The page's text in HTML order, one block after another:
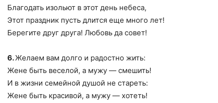
Благодать изольют в этот день небеса,
Этот праздник пусть длится еще много лет!
Берегите друг друга! Любовь да совет!
6.Желаем вам долго и радостно жить:
Жене быть веселой, а мужу — смешить!
И в жизни семейной душой не стареть:
Жене быть красивой, а мужу — хотеть!